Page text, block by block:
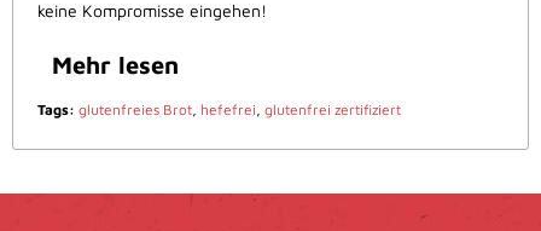
keine Kompromisse eingehen!
Mehr lesen
Tags: glutenfreies Brot, hefefrei, glutenfrei zertifiziert